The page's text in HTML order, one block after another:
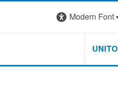
Modern Font
UNITO